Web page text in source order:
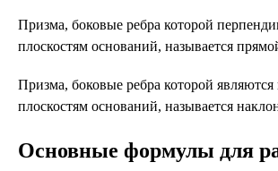
Призма, боковые ребра которой
плоскостям оснований, называется
Призма, боковые ребра которой
плоскостям оснований, называется
Основные формулы для